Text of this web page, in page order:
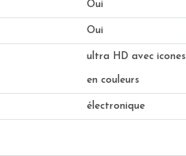
Oui
Oui
ultra HD avec icones
en couleurs
électronique